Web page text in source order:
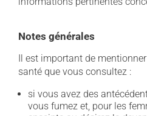
Notes générales
Il est important de
santé que vous consultez :
si vous avez des
vous fumez et, pour les